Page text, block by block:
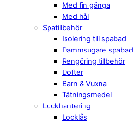
Med fin gänga
Med hål
Spatillbehör
Isolering till spabad
Dammsugare spabad
Rengöring tillbehör
Dofter
Barn & Vuxna
Tätningsmedel
Lockhantering
Locklås